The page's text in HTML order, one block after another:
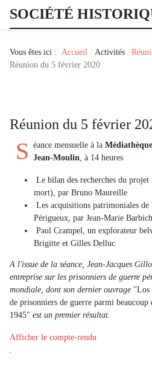
SOCIÉTÉ
Vous êtes ici : Accueil Activités
Réunion du 5 février 2020
Réunion du 5 février
S éance mensuelle à la
Jean-Moulin , à 14 heures
Le bilan des recherches du
mort), par Bruno Maureille
Les acquisitions patrimoniales
Périgueux, par Jean-Marie
Paul Crampel, un explorateur
Brigitte et Gilles Delluc
A l'issue de la séance, Jean-Jacques
entreprise sur les prisonniers de guerre
mondiale, dont son dernier ouvrage "Los
de prisonniers de guerre parmi
1945" est un premier résultat.
Afficher le compte-rendu